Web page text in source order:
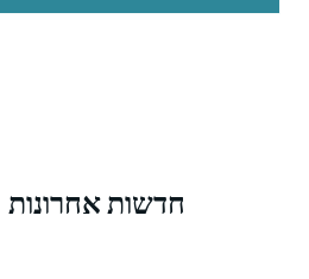
חדשות אחרונות